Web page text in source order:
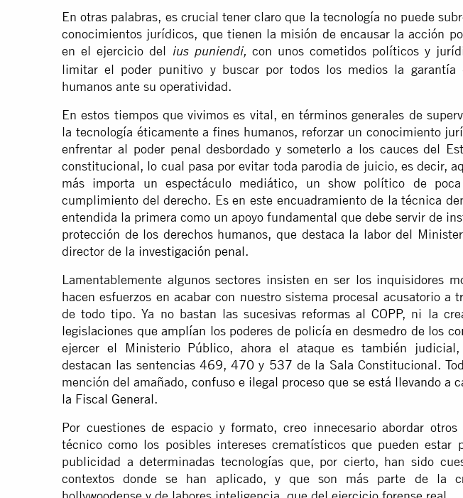
En otras palabras, es crucial tener claro que la tecnología no puede
conocimientos jurídicos, que tienen la misión de encausar la acción
en el ejercicio del
ius puniendi, con unos cometidos políticos y
limitar el poder punitivo y buscar por todos los medios la garantía
humanos ante su operatividad.
En estos tiempos que vivimos es vital, en términos generales de
la tecnología éticamente a fines humanos, reforzar un conocimiento
enfrentar al poder penal desbordado y someterlo a los cauces del
constitucional, lo cual pasa por evitar toda parodia de juicio, es decir,
más importa un espectáculo mediático, un show político de
cumplimiento del derecho. Es en este encuadramiento de la técnica
entendida la primera como un apoyo fundamental que debe servir de
protección de los derechos humanos, que destaca la labor del
director de la investigación penal.
Lamentablemente algunos sectores insisten en ser los inquisidores
hacen esfuerzos en acabar con nuestro sistema procesal acusatorio a
de todo tipo. Ya no bastan las sucesivas reformas al COPP, ni la
legislaciones que amplían los poderes de policía en desmedro de los
ejercer el Ministerio Público, ahora el ataque es también
destacan las sentencias 469, 470 y 537 de la Sala Constitucional.
mención del amañado, confuso e ilegal proceso que se está llevando a
la Fiscal General.
Por cuestiones de espacio y formato, creo innecesario abordar
técnico como los posibles intereses crematísticos que pueden estar
publicidad a determinadas tecnologías que, por cierto, han sido
contextos donde se han aplicado, y que son más parte de la